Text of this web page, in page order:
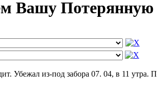
Вашу
Убежал из-под забора 07. 04, в 11 утра.